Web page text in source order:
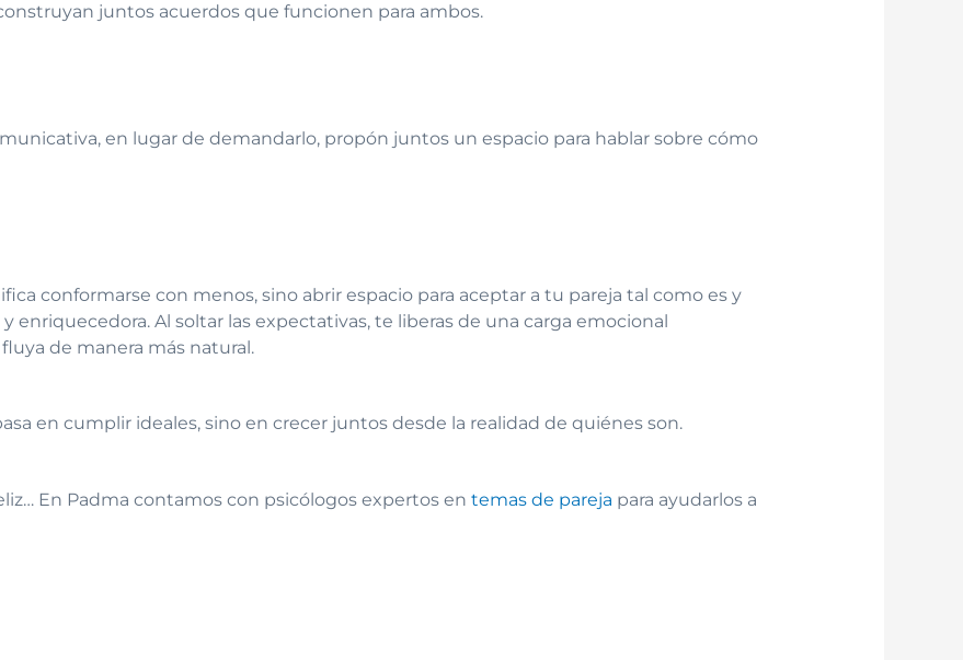
juntos acuerdos que funcionen para ambos.
en lugar de demandarlo, propón juntos un espacio para hablar sobre cómo
conformarse con menos, sino abrir espacio para aceptar a tu pareja tal como es y
enriquecedora. Al soltar las expectativas, te liberas de una carga emocional
de manera más natural.
en cumplir ideales, sino en crecer juntos desde la realidad de quiénes son.
En Padma contamos con psicólogos expertos entemas de pareja para ayudarlos a